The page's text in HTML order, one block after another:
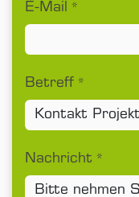
E-Mail *
Betreff *
Nachricht *